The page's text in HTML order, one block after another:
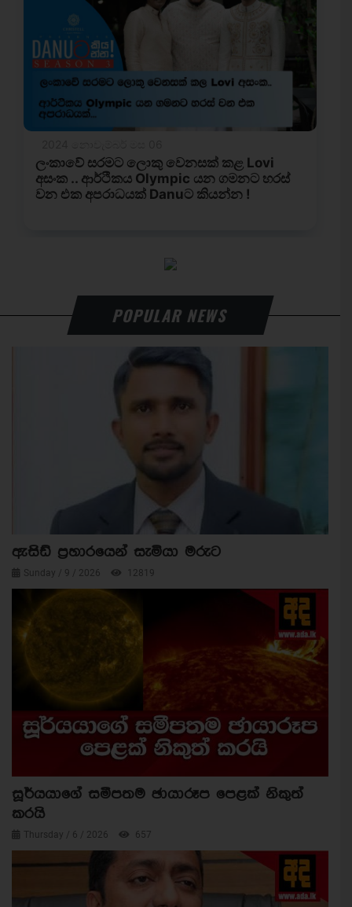
POPULAR NEWS
ඇසිඩ් ප්‍රහාරයෙන් සැමියා මරුට
Sunday / 9 / 2026 12819
සූර්යයාගේ සමීපතම ඡායාරූප පෙළක් නිකුත්
කරයි
Thursday / 6 / 2026 657